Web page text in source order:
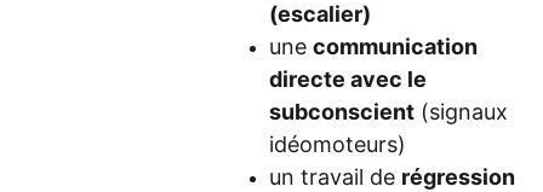
(escalier)
une communication
directe avec le
subconscient (signaux
idéomoteurs)
un travail de régression